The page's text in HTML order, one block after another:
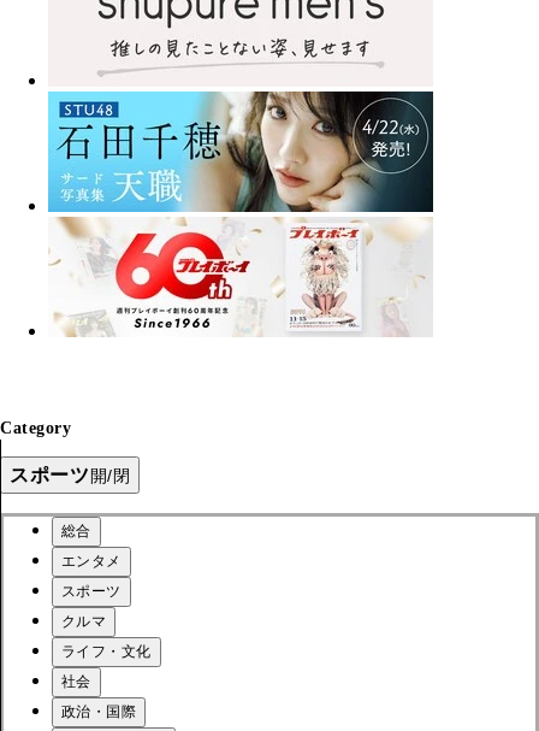
Category
スポーツ開/閉
総合
エンタメ
スポーツ
クルマ
ライフ・文化
社会
政治・国際